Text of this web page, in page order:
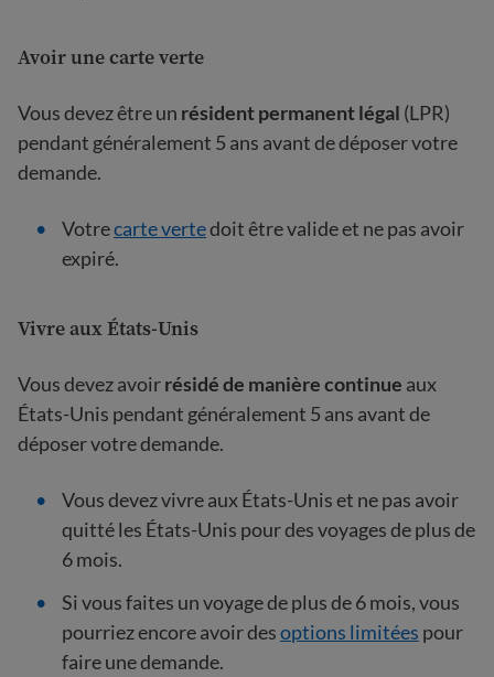
Avoir une carte verte
Vous devez être un résident permanent légal (LPR)
pendant généralement 5 ans avant de déposer votre
demande.
Votrecarte vertedoit être valide et ne pas avoir
expiré.
Vivre aux États-Unis
Vous devez avoirrésidé de manière continue aux
États-Unis pendant généralement 5 ans avant de
déposer votre demande.
Vous devez vivre aux États-Unis et ne pas avoir
quitté les États-Unis pour des voyages de plus de
6 mois.
Si vous faites un voyage de plus de 6 mois, vous
pourriez encore avoir desoptions limitées pour
faire une demande.